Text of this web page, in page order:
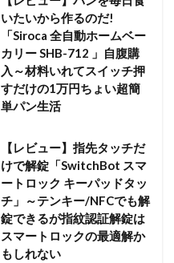
いたいから作るのだ!
「Siroca 全自動ホームベー
カリー SHB-712 」自腹購
入～材料いれてスイッチ押
すだけの1万円ちょい超簡
単パン生活
【レビュー】指先タッチだ
けで解錠「SwitchBot スマ
ートロック キーパッドタッ
チ」～テンキー/NFCでも解
錠できるが指紋認証解錠は
スマートロックの最適解か
もしれない